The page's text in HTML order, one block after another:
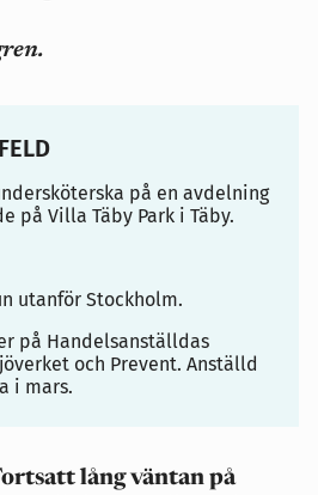
på en avdelning
på Villa Täby Park i Täby.
utanför Stockholm.
på Handelsanställdas
och Prevent. Anställd
i mars.
lång väntan på